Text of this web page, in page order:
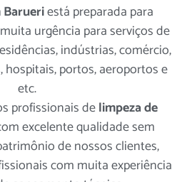
Barueriestá preparada para
urgência para serviços de
indústrias, comércio,
hospitais, portos, aeroportos e
etc.
profissionais delimpeza de
excelente qualidade sem
de nossos clientes,
com muita experiência